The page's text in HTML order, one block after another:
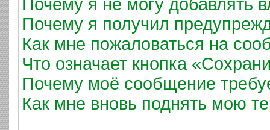
Почему я не могу добавлять
Почему я получил
Как мне пожаловаться на
Что означает кнопка
Почему моё сообщение
Как мне вновь поднять мою